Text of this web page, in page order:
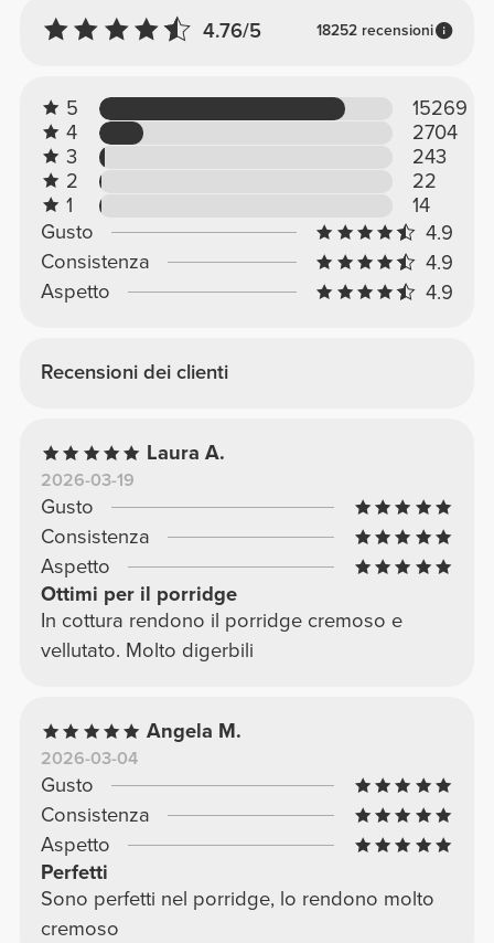
4.76/5 18252 recensioni
5
15269
4
2704
3
243
2
22
1
14
Gusto
4.9
Consistenza
4.9
Aspetto
4.9
Recensioni dei clienti
Laura A.
2026-03-19
Gusto
Consistenza
Aspetto
Ottimi per il porridge
In cottura rendono il porridge cremoso e
vellutato. Molto digerbili
Angela M.
2026-03-04
Gusto
Consistenza
Aspetto
Perfetti
Sono perfetti nel porridge, lo rendono molto
cremoso